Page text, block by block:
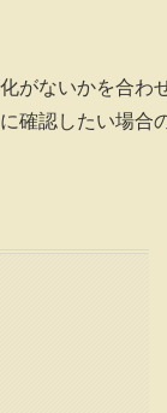
がないかを合わ
確認したい場合